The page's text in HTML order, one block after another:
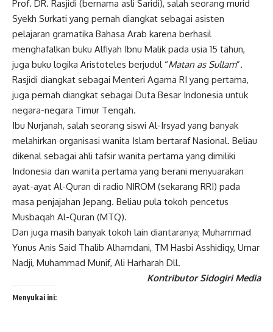
Prof. DR. Rasjidi (bernama asli Saridi), salah seorang murid
Syekh Surkati yang pernah diangkat sebagai asisten
pelajaran gramatika Bahasa Arab karena berhasil
menghafalkan buku Alfiyah Ibnu Malik pada usia 15 tahun,
juga buku logika Aristoteles berjudul “Matan as Sullam”.
Rasjidi diangkat sebagai Menteri Agama RI yang pertama,
juga pernah diangkat sebagai Duta Besar Indonesia untuk
negara-negara Timur Tengah.
Ibu Nurjanah, salah seorang siswi Al-Irsyad yang banyak
melahirkan organisasi wanita Islam bertaraf Nasional. Beliau
dikenal sebagai ahli tafsir wanita pertama yang dimiliki
Indonesia dan wanita pertama yang berani menyuarakan
ayat-ayat Al-Quran di radio NIROM (sekarang RRI) pada
masa penjajahan Jepang. Beliau pula tokoh pencetus
Musbaqah Al-Quran (MTQ).
Dan juga masih banyak tokoh lain diantaranya; Muhammad
Yunus Anis Said Thalib Alhamdani, TM Hasbi Asshidiqy, Umar
Nadji, Muhammad Munif, Ali Harharah Dll.
Kontributor Sidogiri Media
Menyukai ini: